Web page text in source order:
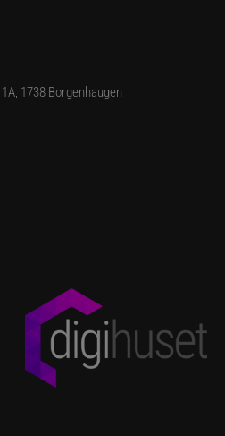
1738 Borgenhaugen